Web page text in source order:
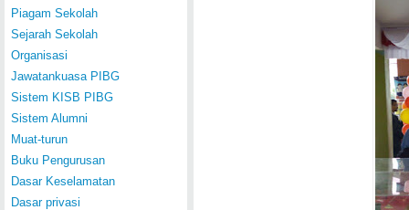
Piagam Sekolah
Sejarah Sekolah
Organisasi
Jawatankuasa PIBG
Sistem KISB PIBG
Sistem Alumni
Muat-turun
Buku Pengurusan
Dasar Keselamatan
Dasar privasi